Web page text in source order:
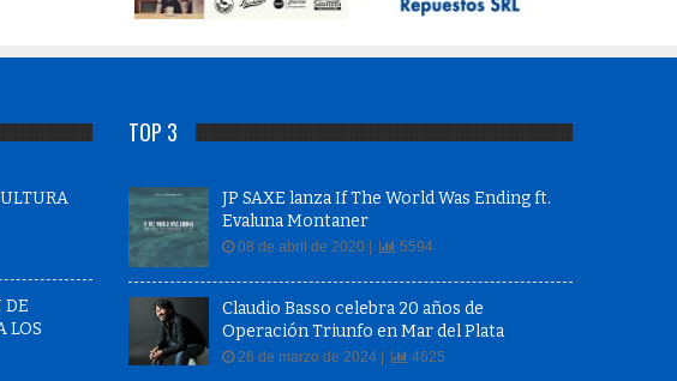
DE
LOS
TOP 3
JP SAXE lanza If The World Was Ending ft.
Evaluna Montaner
08 de abril de 2020 | 5594
Claudio Basso celebra 20 años de
Operación Triunfo en Mar del Plata
26 de marzo de 2024 | 4625